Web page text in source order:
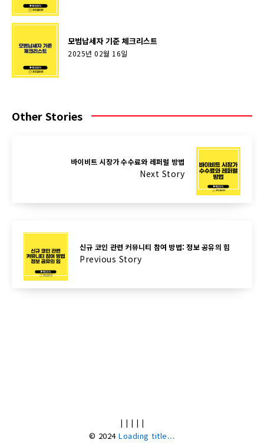
모범납세자 기준 체크리스트
2025년 02월 16일
Other Stories
바이비트 시장가 수수료와 레퍼럴 방법
Next Story
신규 코인 관련 커뮤니티 참여 방법: 정보 공유의 힘
Previous Story
| | | | |
© 2024Loading title...